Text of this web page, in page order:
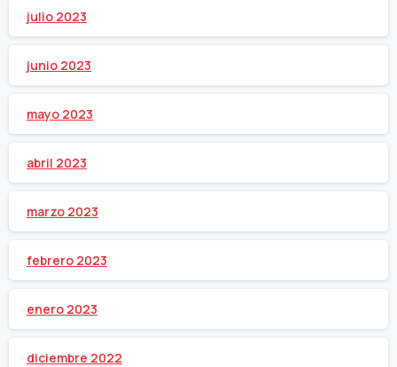
julio 2023
junio 2023
mayo 2023
abril 2023
marzo 2023
febrero 2023
enero 2023
diciembre 2022